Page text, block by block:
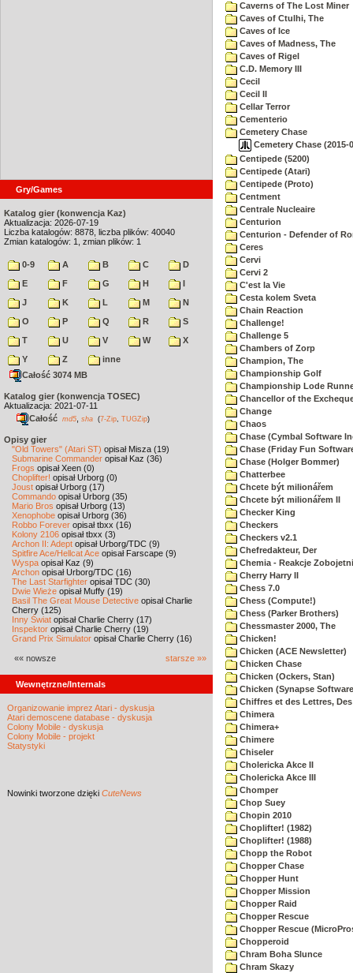
Gry/Games
Katalog gier (konwencja Kaz)
Aktualizacja: 2026-07-19
Liczba katalogów: 8878, liczba plików: 40040
Zmian katalogów: 1, zmian plików: 1
0-9 A B C
D
E
F G H
I
J
K L M
N
O
P Q R
S
T
U V W
X
Y
Z
inne
Całość 3074 MB
Katalog gier (konwencja TOSEC)
Aktualizacja: 2021-07-11
Całość md5 sha (7-Zip TUGZip)
Opisy gier
"Old Towers" (Atari ST) opisał Misza (19)
Submarine Commander opisał Kaz (36)
Frogs opisał Xeen (0)
Choplifter! opisał Urborg (0)
Joust opisał Urborg (17)
Commando opisał Urborg (35)
Mario Bros opisał Urborg (13)
Xenophobe opisał Urborg (36)
Robbo Forever opisał tbxx (16)
Kolony 2106 opisał tbxx (3)
Archon II: Adept opisał Urborg/TDC (9)
Spitfire Ace/Hellcat Ace opisał Farscape (9)
Wyspa opisał Kaz (9)
Archon opisał Urborg/TDC (16)
The Last Starfighter opisał TDC (30)
Dwie Wieże opisał Muffy (19)
Basil The Great Mouse Detective opisał Charlie
Cherry (125)
Inny Świat opisał Charlie Cherry (17)
Inspektor opisał Charlie Cherry (19)
Grand Prix Simulator opisał Charlie Cherry (16)
«« nowsze starsze »»
Wewnętrzne/Internals
Organizowanie imprez Atari - dyskusja
Atari demoscene database - dyskusja
Colony Mobile - dyskusja
Colony Mobile - projekt
Statystyki
Nowinki tworzone dzięki CuteNews
Caverns of The Lost Miner
Caves of Ctulhi, The
Caves of Ice
Caves of Madness, The
Caves of Rigel
C.D. Memory III
Cecil
Cecil II
Cellar Terror
Cementerio
Cemetery Chase
Cemetery Chase
Centipede (5200)
Centipede (Atari)
Centipede (Proto)
Centment
Centrale Nucleaire
Centurion
Centurion - Defender of
Ceres
Cervi
Cervi 2
C'est la Vie
Cesta kolem Sveta
Chain Reaction
Challenge!
Challenge 5
Chambers of Zorp
Champion, The
Championship Golf
Championship Lode
Chancellor of the
Change
Chaos
Chase (Cymbal Software
Chase (Friday Fun
Chase (Holger Bommer)
Chatterbee
Chcete být milionářem
Chcete být milionářem II
Checker King
Checkers
Checkers v2.1
Chefredakteur, Der
Chemia - Reakcje
Cherry Harry II
Chess 7.0
Chess (Compute!)
Chess (Parker Brothers)
Chessmaster 2000, The
Chicken!
Chicken (ACE Newsletter)
Chicken Chase
Chicken (Ockers, Stan)
Chicken (Synapse
Chiffres et des Lettres, Des
Chimera
Chimera+
Chimere
Chiseler
Cholericka Akce II
Cholericka Akce III
Chomper
Chop Suey
Chopin 2010
Choplifter! (1982)
Choplifter! (1988)
Chopp the Robot
Chopper Chase
Chopper Hunt
Chopper Mission
Chopper Raid
Chopper Rescue
Chopper Rescue
Chopperoid
Chram Boha Slunce
Chram Skazy